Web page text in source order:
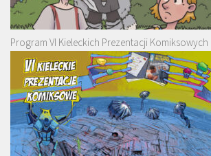
Program VI Kieleckich Prezentacji Komiksowych